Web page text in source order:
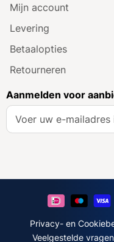
Mijn account
Levering
Betaalopties
Retourneren
Aanmelden voor
A
e
Privacy- en
Veelgestelde vragen